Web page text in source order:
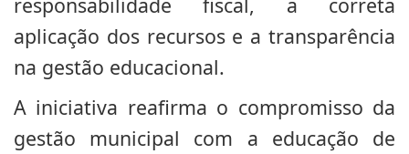
aplicação dos recursos e a transparência
na gestão educacional.
A iniciativa reafirma o compromisso da
gestão municipal com a educação de